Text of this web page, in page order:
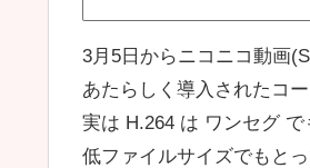
3月5日からニコニコ動画
あたらしく導入されたコー
実は H.264 は ワンセグ
低ファイルサイズでもと